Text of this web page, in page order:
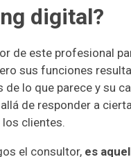
digital?
de este profesional
sus funciones
de lo que parece y su
de responder a
clientes.
el consultor, es